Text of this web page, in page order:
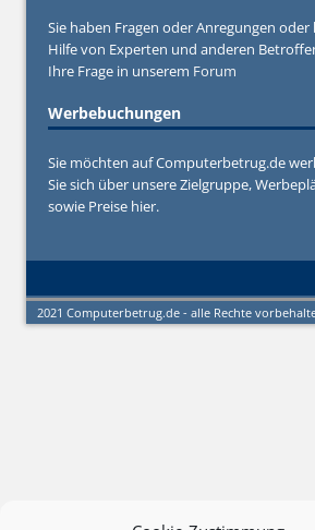
Sie haben Fragen oder Anregungen
Hilfe von Experten und anderen
Ihre Frage in unserem Forum
Werbebuchungen
Sie möchten auf Computerbetrug.de
Sie sich über unsere Zielgruppe,
sowie Preise hier.
2021 Computerbetrug.de - alle Rechte